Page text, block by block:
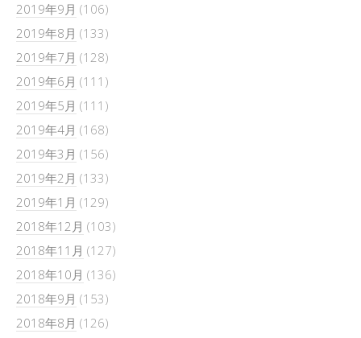
2019年9月 (106)
2019年8月 (133)
2019年7月 (128)
2019年6月 (111)
2019年5月 (111)
2019年4月 (168)
2019年3月 (156)
2019年2月 (133)
2019年1月 (129)
2018年12月 (103)
2018年11月 (127)
2018年10月 (136)
2018年9月 (153)
2018年8月 (126)